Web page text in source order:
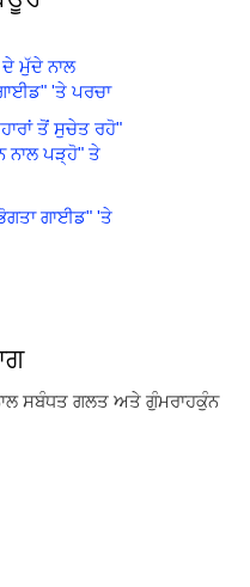
ਮੁੱਦੇ ਨਾਲ
'ਤੇ ਪਰਚਾ
ਤੋਂ ਸੁਚੇਤ ਰਹੋ"
ਨਾਲ ਪੜ੍ਹੋ" ਤੇ
ਗਾਈਡ" 'ਤੇ
ਸਬੰਧਤ ਗਲਤ ਅਤੇ ਗੁੰਮਰਾਹਕੁੰਨ